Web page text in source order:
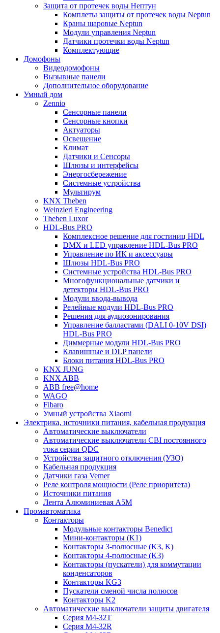
Защита от протечек воды Нептун
Комплеты защиты от протечек воды Neptun
Краны шаровые Neptun
Модули управления Neptun
Датчики протечки воды Neptun
Комплектующие
Домофоны
Видеодомофоны
Вызывные панели
Дополнительное оборудование
Умный дом
Zennio
Сенсорные панели
Сенсорные кнопки
Актуаторы
Освещение
Климат
Датчики и Сенсоры
Шлюзы и интерфейсы
Энергосбережение
Системные устройства
Мультирум
KNX Theben
Weinzierl Engineering
Theben Luxor
HDL-Bus PRO
Комплексное решение для гостиниц HDL
DMX и LED управление HDL-Bus PRO
Управление по ИК и аксессуары
Шлюзы HDL-Bus PRO
Системные устройства HDL-Bus PRO
Многофункциональные датчики и
детекторы HDL-Bus PRO
Модули ввода-вывода
Релейные модули HDL-Bus PRO
Решения для аудиозонирования
Управление балластами (DALI 0-10V DSI)
HDL-Bus PRO
Диммерные модули HDL-Bus PRO
Клавишные и DLP панели
Блоки питания HDL-Bus PRO
KNX JUNG
KNX ABB
ABB free@home
WAGO
Fibaro
Умный устройства Xiaomi
Электрика, источники питания, кабельная продукция
Автоматические выключатели
Автоматические выключатели CBI постоянного
тока серии QDC
Устройства защитного отключения (УЗО)
Кабельная продукция
Датчики газа Vemer
Реле контроля мощности (Реле приоритета)
Источники питания
Лента Алюминиевая А5М
Промавтоматика
Контакторы
Модульные контакторы Benedict
Мини-контакторы (K1)
Контакторы 3-полюсные (K3, K)
Контакторы 4-полюсные (K3)
Контакторы (пускатели) для коммутации
конденсаторов
Контакторы KG3
Пускатели сменой числа полюсов
Контакторы K2
Автоматические выключатели защиты двигателя
Серия M4-32T
Серия M4-32R